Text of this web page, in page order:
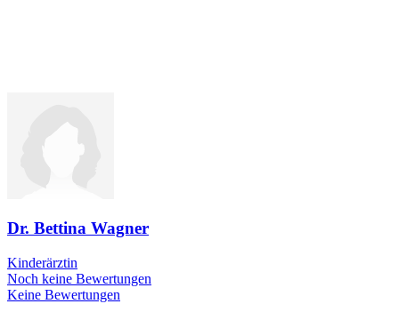
Dr. Bettina Wagner
Kinderärztin
Noch keine Bewertungen
Keine Bewertungen